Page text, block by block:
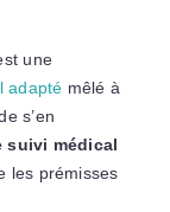
une
adapté mêlé à
s’en
suivi médical
les prémisses